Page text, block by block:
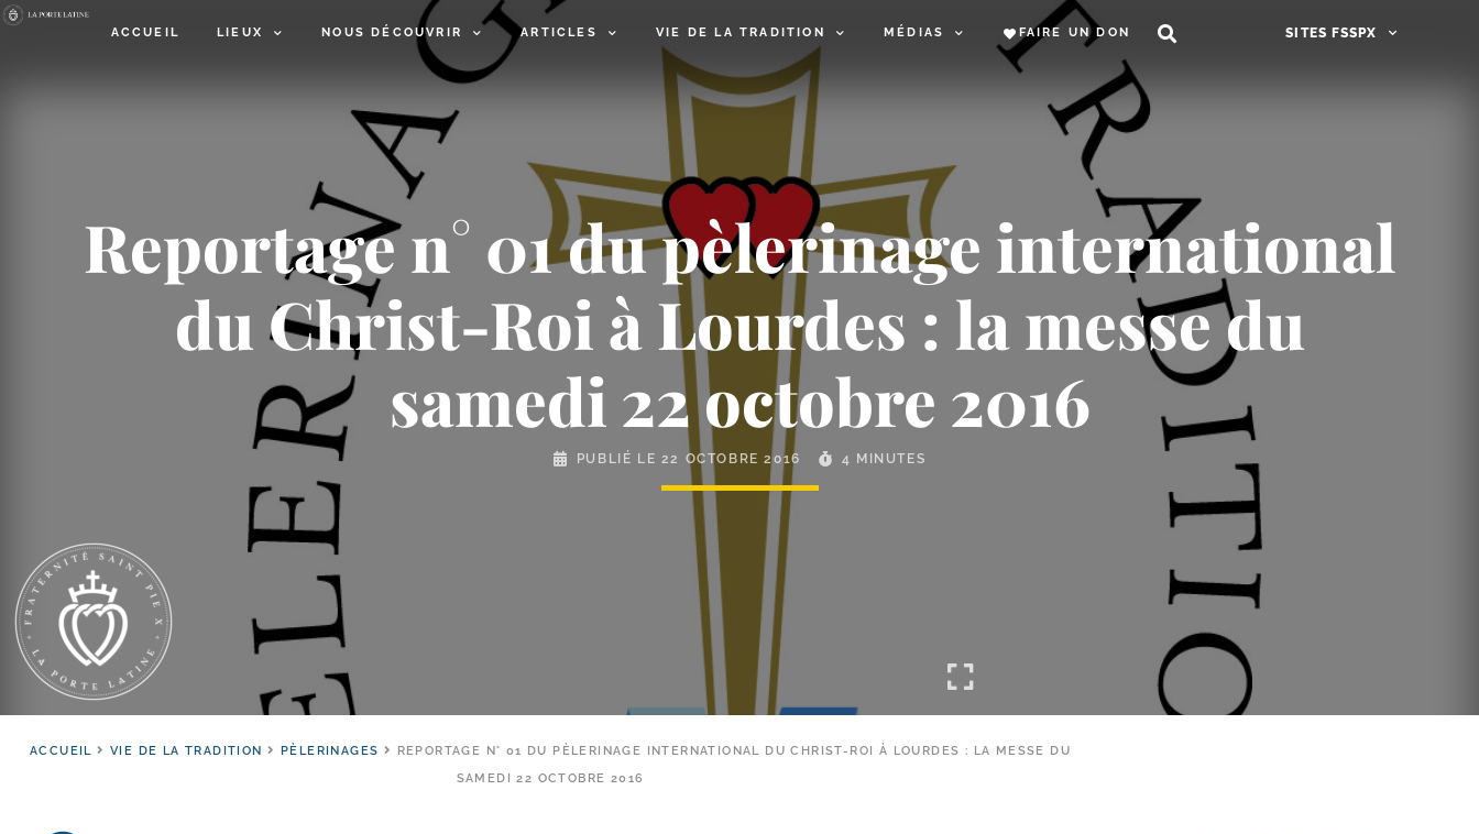
ACCUEIL LIEUX NOUS DÉCOUVRIR ARTICLES VIE DE LA TRADITION MÉDIAS FAIRE UN DON SITES FSSPX
Reportage n° 01 du pèlerinage international
du Christ-​Roi à Lourdes : la messe du
samedi 22 octobre 2016
PUBLIÉ LE 22 OCTOBRE 2016 4 MINUTES
ACCUEIL VIE DE LA TRADITION PÈLERINAGES
REPORTAGE N° 01 DU PÈLERINAGE INTERNATIONAL DU CHRIST-​ROI À LOURDES : LA MESSE DU
SAMEDI 22 OCTOBRE 2016